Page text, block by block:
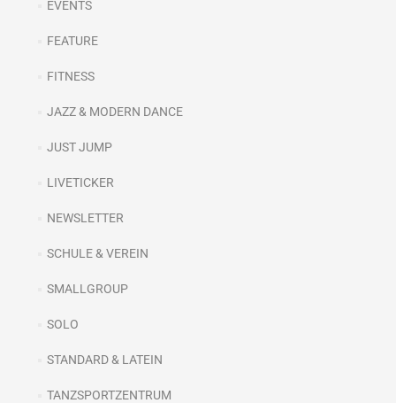
EVENTS
FEATURE
FITNESS
JAZZ & MODERN DANCE
JUST JUMP
LIVETICKER
NEWSLETTER
SCHULE & VEREIN
SMALLGROUP
SOLO
STANDARD & LATEIN
TANZSPORTZENTRUM